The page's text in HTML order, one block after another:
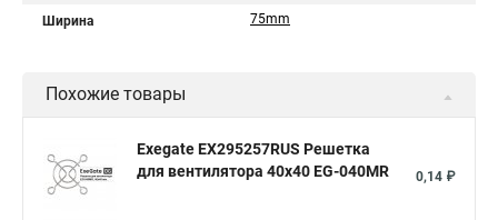
Ширина 75mm
Похожие товары
Exegate EX295257RUS Решетка
для вентилятора 40x40 EG-040MR
0,14 ₽